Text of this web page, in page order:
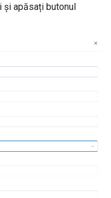
și apăsați butonul